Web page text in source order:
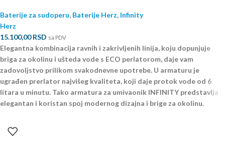
Baterije za sudoperu, Baterije Herz, Infinity
Herz
15.100,00RSD sa PDV
Elegantna kombinacija ravnih i zakrivljenih linija, koju dopunjuje
briga za okolinu i ušteda vode s ECO perlatorom, daje vam
zadovoljstvo prilikom svakodnevne upotrebe. U armaturu je
ugrađen prerlator najvišeg kvaliteta, koji daje protok vode od 6
litara u minutu. Tako armatura za umivaonik INFINITY predstavlja
elegantan i koristan spoj modernog dizajna i brige za okolinu.